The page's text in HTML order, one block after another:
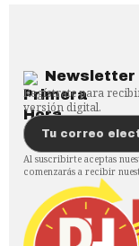
Newsletter
Regístrate para
versión digital.
Al suscribirte aceptas
comenzarás a recibir